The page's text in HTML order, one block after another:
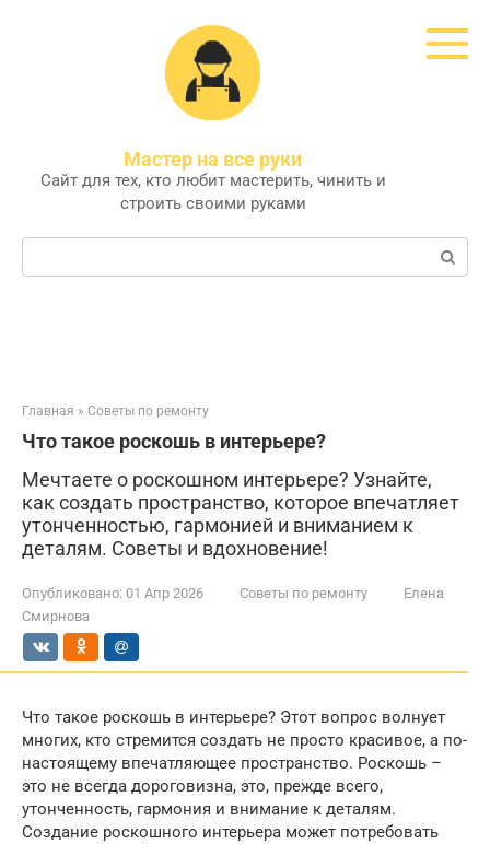
Мастер на все руки
Сайт для тех, кто любит мастерить, чинить и
строить своими руками
Поиск:
Главная » Советы по ремонту
Что такое роскошь в интерьере?
Мечтаете о роскошном интерьере? Узнайте,
как создать пространство, которое впечатляет
утонченностью, гармонией и вниманием к
деталям. Советы и вдохновение!
Опубликовано: 01 Апр 2026 Советы по ремонту
Елена
Смирнова
Что такое роскошь в интерьере? Этот вопрос волнует
многих, кто стремится создать не просто красивое, а по-
настоящему впечатляющее пространство. Роскошь –
это не всегда дороговизна, это, прежде всего,
утонченность, гармония и внимание к деталям.
Создание роскошного интерьера может потребовать